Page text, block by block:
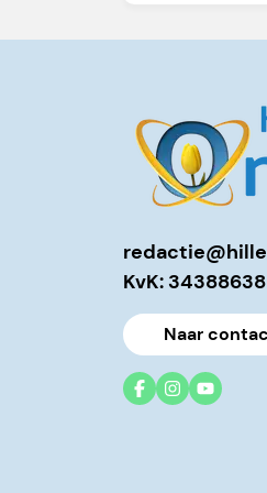
KvK: 34388638
Naar